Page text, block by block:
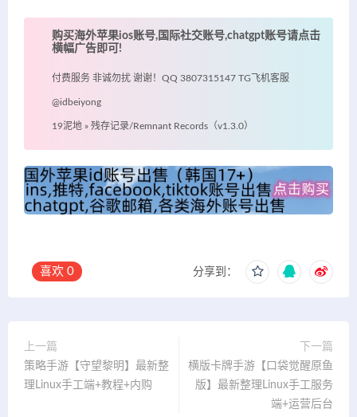
购买海外苹果ios账号,国际社交账号,chatgpt账号请点击
横幅广告即可!
付费服务 非诚勿扰 谢谢！QQ 3807315147 TG飞机客服
@idbeiyong
19泥地 » 残存记录/Remnant Records（v1.3.0）
喜欢 0 分享到：
上一篇
策略手游【守望黎明】最新整
理Linux手工端+教程+内购
下一篇
横版卡牌手游【口袋觉醒原鱼
版】最新整理Linux手工服务
端+运营后台